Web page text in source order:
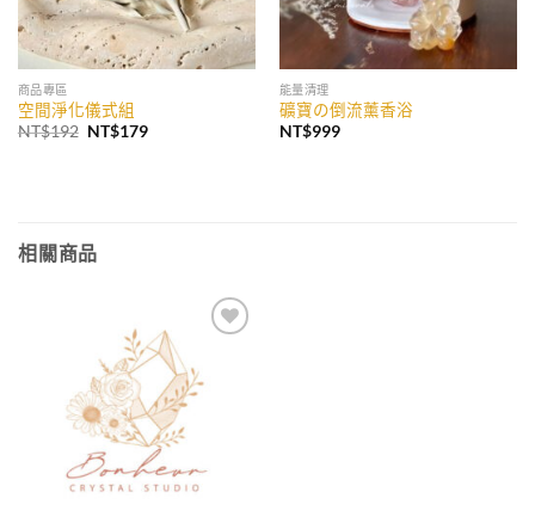
商品專區
空間淨化儀式組
NT$192 原
NT$179目
能量清理
礦寶の倒流薰香浴
NT$999
相關商品